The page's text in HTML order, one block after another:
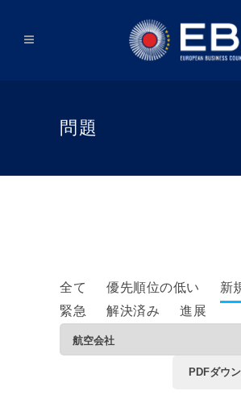
問題
全て 優先順位の低い
新
緊急
解決済み 進展
PDFダウ